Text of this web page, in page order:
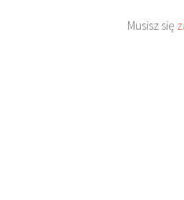
Musisz się